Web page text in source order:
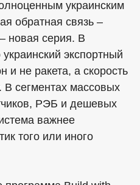
украинским
обратная связь –
новая серия. В
экспортный
и не ракета, а скорость
В сегментах массовых
РЭБ и дешевых
важнее
того или иного